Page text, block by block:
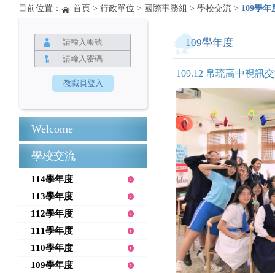
目前位置： 首頁 > 行政單位 > 國際事務組 > 學校交流 > 109學年
Welcome
學校交流
114學年度
113學年度
112學年度
111學年度
110學年度
109學年度
109學年度
109.12 帛琉高中視訊